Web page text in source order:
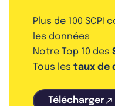
Plus de 100
les données
Notre Top 10 des
Tous les taux de
Télécharger